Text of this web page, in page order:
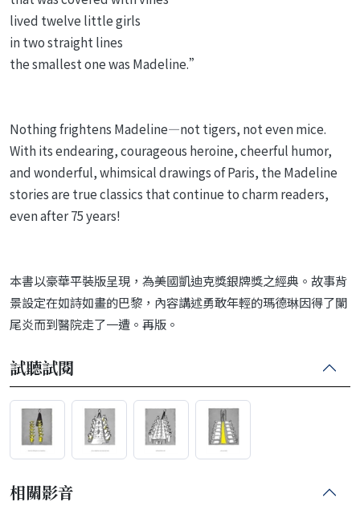
lived twelve little girls
in two straight lines
the smallest one was Madeline.”
Nothing frightens Madeline—not tigers, not even mice.
With its endearing, courageous heroine, cheerful humor,
and wonderful, whimsical drawings of Paris, the Madeline
stories are true classics that continue to charm readers,
even after 75 years!
本書以豪華平裝版呈現，為美國凱迪克獎銀牌獎之經典。故事背
景設定在如詩如畫的巴黎，內容講述勇敢年輕的瑪德琳因得了闌
尾炎而到醫院走了一遭。再版。
試聽試閱
相關影音